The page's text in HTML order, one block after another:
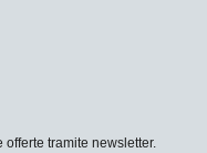
offerte tramite newsletter.